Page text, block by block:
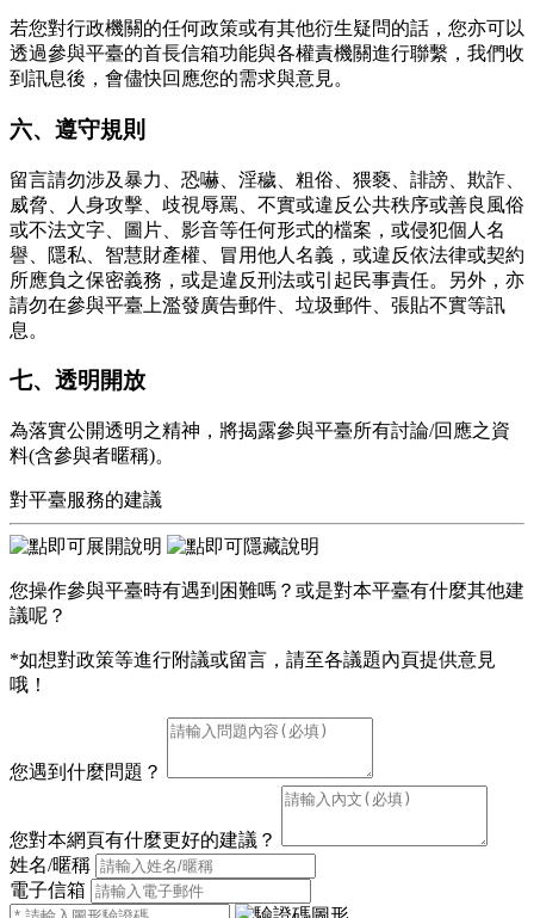
若您對行政機關的任何政策或有其他衍生疑問的話，您亦可以
透過參與平臺的首長信箱功能與各權責機關進行聯繫，我們收
到訊息後，會儘快回應您的需求與意見。
六、遵守規則
留言請勿涉及暴力、恐嚇、淫穢、粗俗、猥褻、誹謗、欺詐、
威脅、人身攻擊、歧視辱罵、不實或違反公共秩序或善良風俗
或不法文字、圖片、影音等任何形式的檔案，或侵犯個人名
譽、隱私、智慧財產權、冒用他人名義，或違反依法律或契約
所應負之保密義務，或是違反刑法或引起民事責任。另外，亦
請勿在參與平臺上濫發廣告郵件、垃圾郵件、張貼不實等訊
息。
七、透明開放
為落實公開透明之精神，將揭露參與平臺所有討論/回應之資
料(含參與者暱稱)。
對平臺服務的建議
您操作參與平臺時有遇到困難嗎？或是對本平臺有什麼其他建
議呢？
*如想對政策等進行附議或留言，請至各議題內頁提供意見
哦！
您遇到什麼問題？
您對本網頁有什麼更好的建議？
姓名/暱稱
電子信箱